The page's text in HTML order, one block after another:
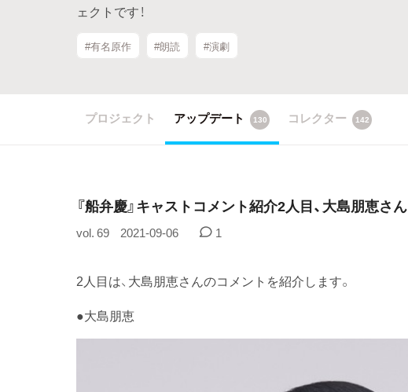
ェクトです！
#有名原作 #朗読 #演劇
プロジェクト アップデート 130 コレクター 142
『船弁慶』キャストコメント紹介2人目、大島朋恵さん
vol. 69 2021-09-06 1
2人目は、大島朋恵さんのコメントを紹介します。
●大島朋恵